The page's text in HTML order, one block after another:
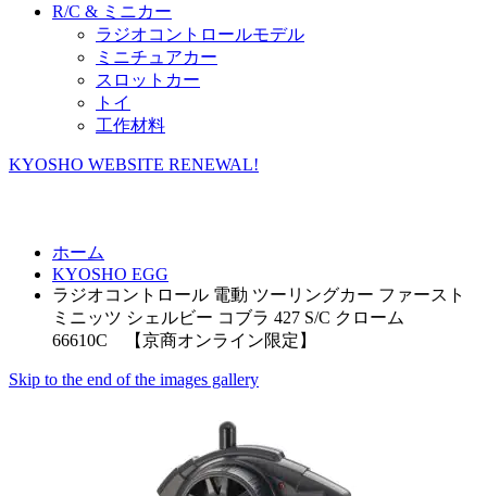
R/C & ミニカー
ラジオコントロールモデル
ミニチュアカー
スロットカー
トイ
工作材料
KYOSHO WEBSITE RENEWAL!
ホーム
KYOSHO EGG
ラジオコントロール 電動 ツーリングカー ファースト
ミニッツ シェルビー コブラ 427 S/C クローム
66610C 【京商オンライン限定】
Skip to the end of the images gallery